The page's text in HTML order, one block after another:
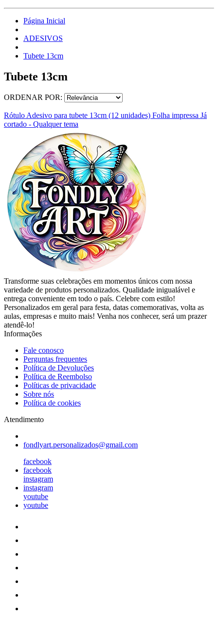
Página Inicial
ADESIVOS
Tubete 13cm
Tubete 13cm
ORDENAR POR:
Rótulo Adesivo para tubete 13cm (12 unidades) Folha impressa Já
cortado - Qualquer tema
Transforme suas celebrações em momentos únicos com nossa
variedade de produtos personalizados. Qualidade inigualável e
entrega conveniente em todo o país. Celebre com estilo!
Personalizados em geral para festa, datas comemorativas, volta as
aulas, empresas e muito mais! Venha nos conhecer, será um prazer
atendê-lo!
Informações
Fale conosco
Perguntas frequentes
Política de Devoluções
Política de Reembolso
Políticas de privacidade
Sobre nós
Política de cookies
Atendimento
fondlyart.personalizados@gmail.com
facebook
facebook
instagram
instagram
youtube
youtube